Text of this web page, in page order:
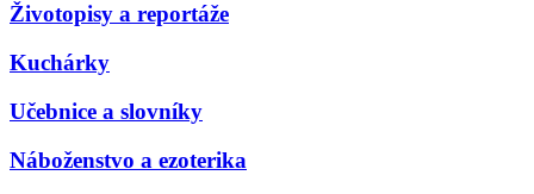
Životopisy a reportáže
Kuchárky
Učebnice a slovníky
Náboženstvo a ezoterika